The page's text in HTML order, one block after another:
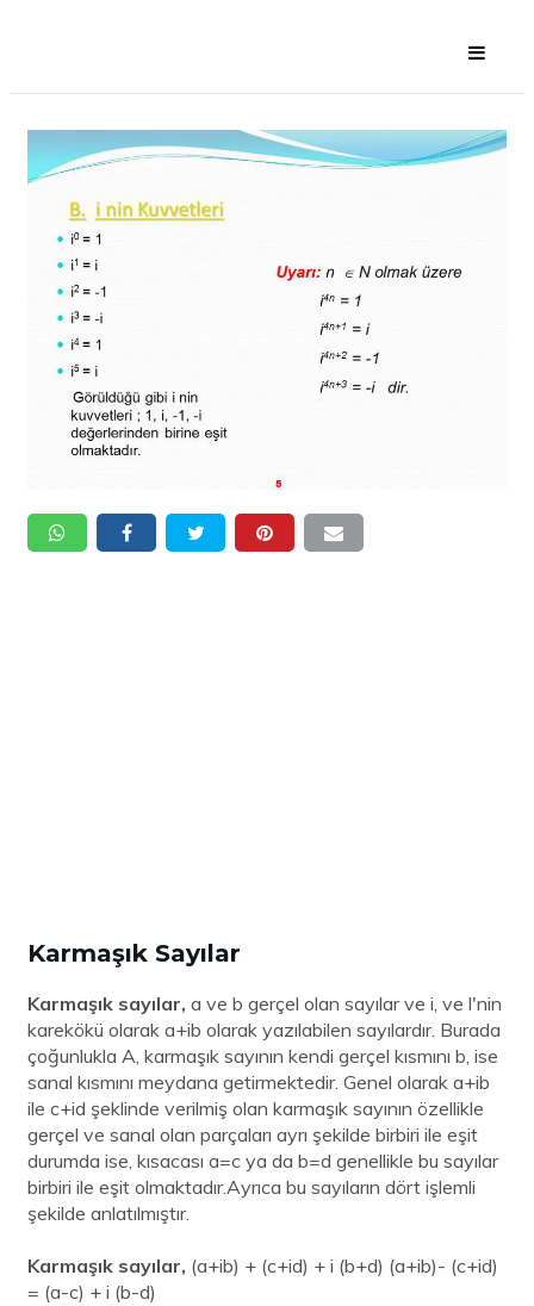
Karmaşık Sayılar
Karmaşık sayılar, a ve b gerçel olan sayılar ve i, ve l'nin
karekökü olarak a+ib olarak yazılabilen sayılardır. Burada
çoğunlukla A, karmaşık sayının kendi gerçel kısmını b, ise
sanal kısmını meydana getirmektedir. Genel olarak a+ib
ile c+id şeklinde verilmiş olan karmaşık sayının özellikle
gerçel ve sanal olan parçaları ayrı şekilde birbiri ile eşit
durumda ise, kısacası a=c ya da b=d genellikle bu sayılar
birbiri ile eşit olmaktadır.Ayrıca bu sayıların dört işlemli
şekilde anlatılmıştır.
Karmaşık sayılar, (a+ib) + (c+id) + i (b+d) (a+ib)- (c+id)
= (a-c) + i (b-d)